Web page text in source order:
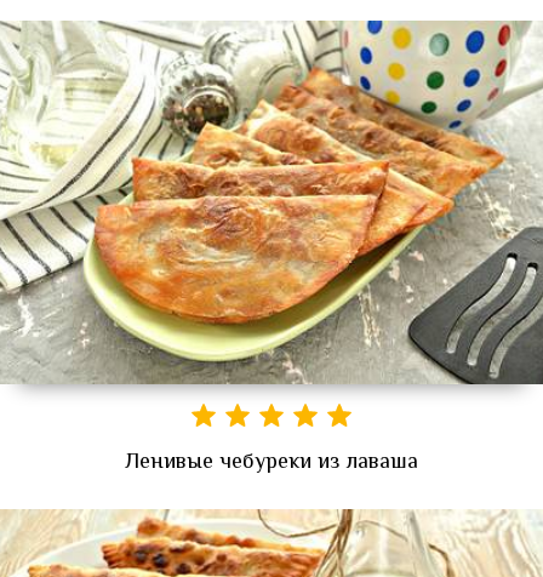
Ленивые чебуреки из лаваша